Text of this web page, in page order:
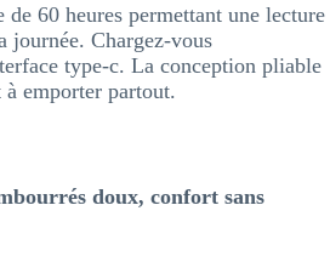
60 heures permettant une lecture
journée. Chargez-vous
type-c. La conception pliable
emporter partout.
doux, confort sans